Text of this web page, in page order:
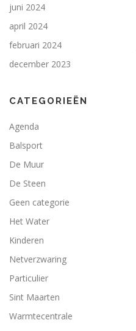
juni 2024
april 2024
februari 2024
december 2023
CATEGORIEËN
Agenda
Balsport
De Muur
De Steen
Geen categorie
Het Water
Kinderen
Netverzwaring
Particulier
Sint Maarten
Warmtecentrale